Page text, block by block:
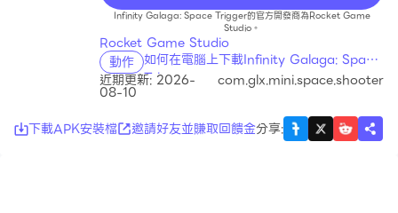
Infinity Galaga: Space Trigger的官方開發商為Rocket Game
Studio。
Rocket Game Studio
動作 如何在電腦上下載Infinity Galaga: Space
Trigger
近期更新: 2026-
08-10
com.glx.mini.space.shooter
下載APK安裝檔 邀請好友並賺取回饋金分享: